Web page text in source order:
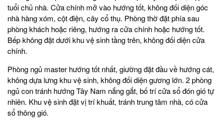
tuổi chủ nhà. Cửa chính mở vào hướng tốt, không đối diện góc
nhà hàng xóm, cột điện, cây cổ thụ. Phòng thờ đặt phía sau
phòng khách hoặc riêng, hướng ra cửa chính hoặc hướng tốt.
Bếp không đặt dưới khu vệ sinh tầng trên, không đối diện cửa
chính.
Phòng ngủ master hướng tốt nhất, giường đặt đầu về hướng cát,
không dựa lưng khu vệ sinh, không đối diện gương lớn. 2 phòng
ngủ con tránh hướng Tây Nam nắng gắt, bố trí cửa sổ đón gió tự
nhiên. Khu vệ sinh đặt vị trí khuất, tránh trung tâm nhà, có cửa
sổ thông gió.